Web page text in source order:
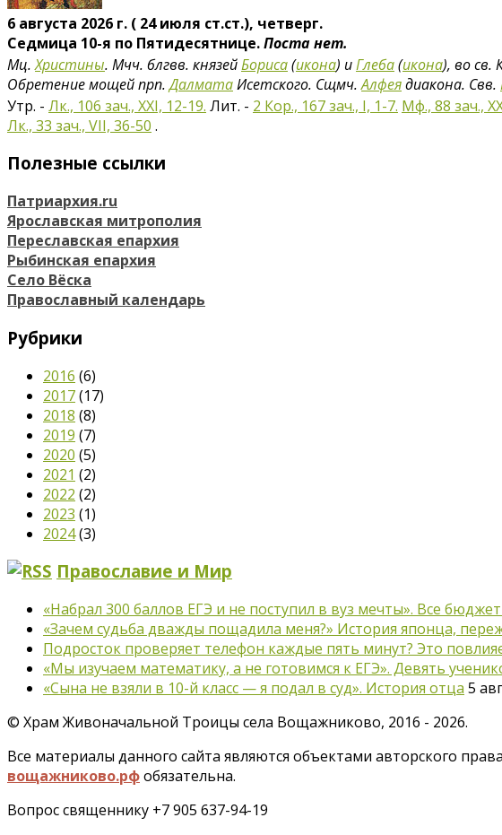
6 августа 2026 г. ( 24 июля ст.ст.), четверг.
Седмица 10-я по Пятидесятнице.Поста нет.
Мц.Христины. Мчч. блгвв. князейБориса(икона) иГлеба(икона), во св.
Обретение мощей прп.ДалматаИсетского. Сщмч.Алфеядиакона. Свв.
Утр. - Лк., 106 зач., XXI, 12-19. Лит. - 2 Кор., 167 зач., I, 1-7. Мф., 88 зач.,
Лк., 33 зач., VII, 36-50 .
Полезные ссылки
Патриархия.ru
Ярославская митрополия
Переславская епархия
Рыбинская епархия
Село Вёска
Православный календарь
Рубрики
2016 (6)
2017(17)
2018 (8)
2019 (7)
2020 (5)
2021 (2)
2022 (2)
2023 (1)
2024(3)
Православие и Мир
«Набрал 300 баллов ЕГЭ и не поступил в вуз мечты». Все
«Зачем судьба дважды пощадила меня?» История японца,
Подросток проверяет телефон каждые пять минут? Это
«Мы изучаем математику, а не готовимся к ЕГЭ». Девять
«Сына не взяли в 10-й класс — я подал в суд». История отца 5
© Храм Живоначальной Троицы села Вощажниково, 2016 - 2026.
Все материалы данного сайта являются объектами авторского
вощажниково.рфобязательна.
Вопрос священнику +7 905 637-94-19